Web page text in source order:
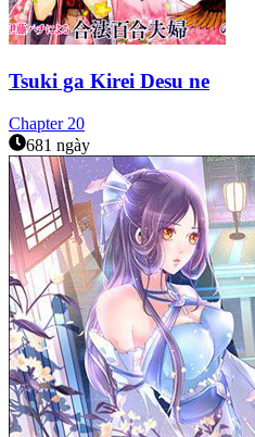
Tsuki ga Kirei Desu ne
Chapter 20
681 ngày